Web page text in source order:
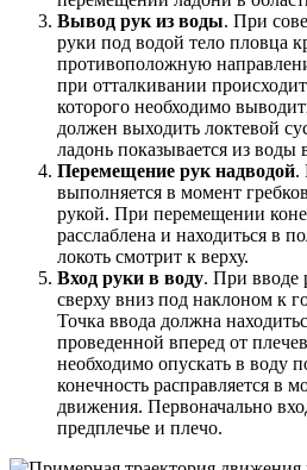
Вывод рук из воды. При
руки под водой тело пловца
противоположную
при отталкивании
которого необходимо
должен выходить локтевой
ладонь показывается из воды
Перемещение рук надводой.
выполняется в момент
рукой. При перемещении
расслаблена и находиться в
локоть смотрит к верху.
Вход руки в воду. При вводе
сверху вниз под наклоном к
Точка ввода должна
проведенной вперед от
необходимо опускать в воду
конечность расправляется в
движения. Первоначально
предплечье и плечо.